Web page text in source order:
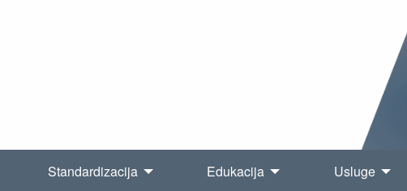
Standardizacija Edukacija Usluge